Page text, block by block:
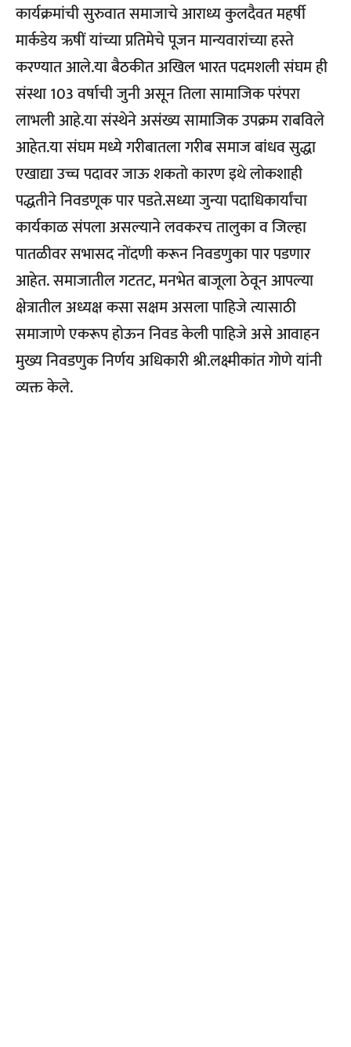
कार्यक्रमांची सुरुवात समाजाचे आराध्य कुलदैवत महर्षी
मार्कडेय ऋषीं यांच्या प्रतिमेचे पूजन मान्यवारांच्या हस्ते
करण्यात आले.या बैठकीत अखिल भारत पदमशली संघम ही
संस्था 103 वर्षाची जुनी असून तिला सामाजिक परंपरा
लाभली आहे.या संस्थेने असंख्य सामाजिक उपक्रम राबविले
आहेत.या संघम मध्ये गरीबातला गरीब समाज बांधव सुद्धा
एखाद्या उच्च पदावर जाऊ शकतो कारण इथे लोकशाही
पद्धतीने निवडणूक पार पडते.सध्या जुन्या पदाधिकार्यांचा
कार्यकाळ संपला असल्याने लवकरच तालुका व जिल्हा
पातळीवर सभासद नोंदणी करून निवडणुका पार पडणार
आहेत. समाजातील गटतट, मनभेत बाजूला ठेवून आपल्या
क्षेत्रातील अध्यक्ष कसा सक्षम असला पाहिजे त्यासाठी
समाजाणे एकरूप होऊन निवड केली पाहिजे असे आवाहन
मुख्य निवडणुक निर्णय अधिकारी श्री.लक्ष्मीकांत गोणे यांनी
व्यक्त केले.